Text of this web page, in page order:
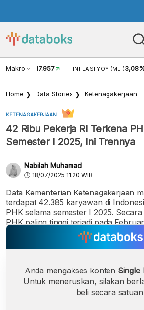
Makro
USD/IDR 17.957 INFLASI YOY (MEI)
Home Data Stories Ketenagakerjaan
KETENAGAKERJAAN
42 Ribu Pekerja RI Terkena
Semester I 2025, Ini Trennya
Nabilah Muhamad
18/07/2025 11:20 WIB
Data Kementerian Ketenagakerjaan
terdapat 42.385 karyawan di
PHK selama semester I 2025.
PHK paling tinggi terjadi pada
Anda mengakses konten Single
Untuk meneruskan, silakan
beli secara satuan.